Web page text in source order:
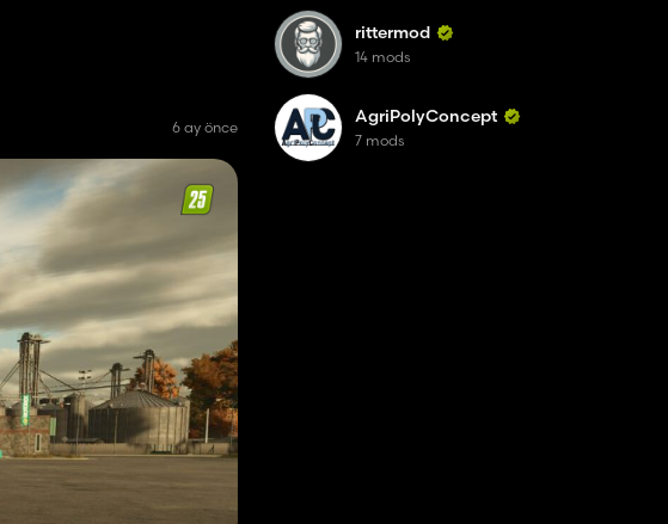
6 ay önce
rittermod
14 mods
AgriPolyConcept
7 mods